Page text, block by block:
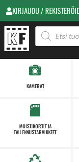
KIRJAUDU /
KAMERAT
MUISTIKORTIT JA
TALLENNUSTARVIKKEET